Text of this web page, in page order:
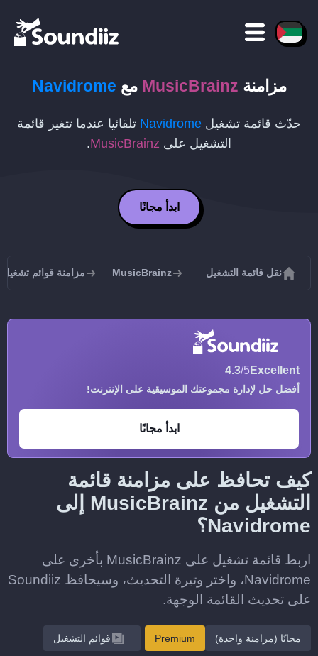
مزامنة MusicBrainz مع Navidrome
حدّث قائمة تشغيل Navidrome تلقائيا عندما تتغير قائمة
التشغيل على MusicBrainz
.
ابدأ مجانًا
نقل قائمة التشغيل MusicBrainz مزامنة قوائم تشغيل MusicBrainz
Excellent
4.3/5
أفضل حل لإدارة مجموعتك الموسيقية على الإنترنت!
ابدأ مجانًا
كيف تحافظ على مزامنة قائمة
التشغيل من MusicBrainz إلى
Navidrome؟
اربط قائمة تشغيل على MusicBrainz بأخرى على
Navidrome، واختر وتيرة التحديث، وسيحافظ Soundiiz
على تحديث القائمة الوجهة.
مجانًا (مزامنة واحدة) Premium قوائم التشغيل